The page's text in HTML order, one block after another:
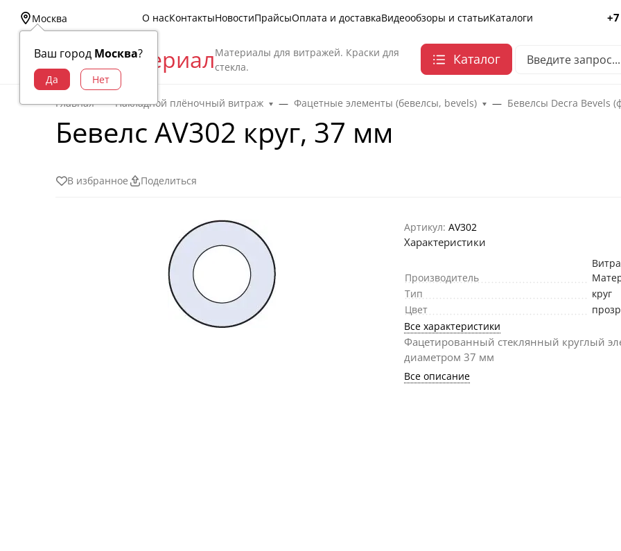
Москва
Ваш город Москва?
О насКонтактыНовостиПрайсыОплата и доставкаВидеообзоры и статьиКаталоги
Витраж МатериалМатериалы для витражей. Краски для
стекла.
Каталог
Главная Накладной плёночный витраж Фацетные элементы (бевелсы, bevels) Бевелсы Decra Bevels
Бевелс AV302 круг, 37 мм
В избранное Поделиться
Артикул: AV302
Характеристики
Производитель
Тип
круг
Цвет
Все характеристики
Фацетированный стеклянный круглый
диаметром 37 мм
Все описание